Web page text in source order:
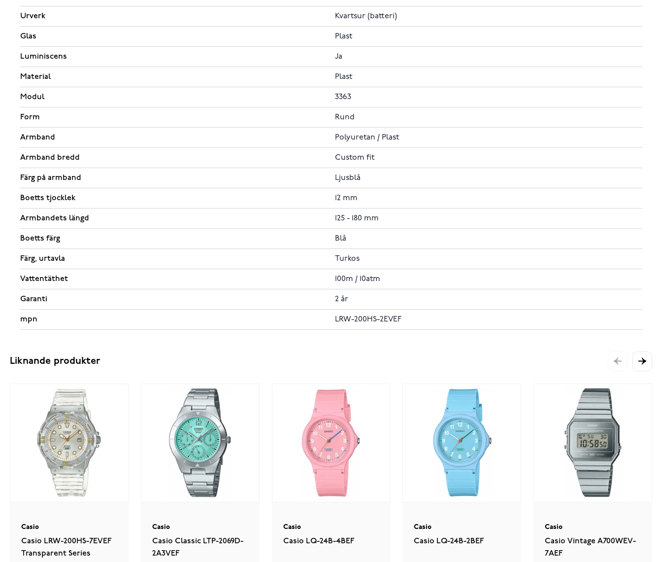
Urverk Kvartsur (batteri)
Glas Plast
Luminiscens Ja
Material Plast
Modul 3363
Form Rund
Armband Polyuretan / Plast
Armband bredd Custom fit
Färg på armband Ljusblå
Boetts tjocklek 12 mm
Armbandets längd 125 - 180 mm
Boetts färg Blå
Färg, urtavla Turkos
Vattentäthet 100m / 10atm
Garanti 2 år
mpn LRW-200HS-2EVEF
Liknande produkter
Casio
Casio LRW-200HS-7EVEF
Transparent Series
Casio
Casio Classic LTP-2069D-
2A3VEF
Casio
Casio LQ-24B-4BEF
Casio
Casio LQ-24B-2BEF
Casio
Casio Vintage A700WEV-
7AEF